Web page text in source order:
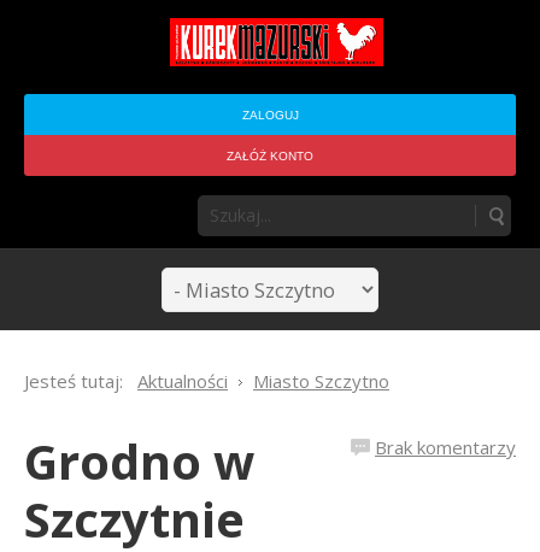
ZALOGUJ
ZAŁÓŻ KONTO
Jesteś tutaj: Aktualności Miasto Szczytno
Brak komentarzy
Grodno w
Szczytnie